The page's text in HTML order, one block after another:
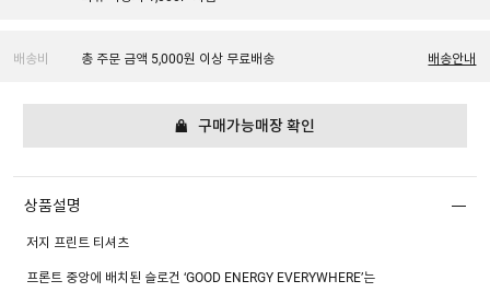
배송비 총 주문 금액 5,000원 이상 무료배송 배송안내
구매가능매장 확인
상품설명
저지 프린트 티셔츠
프론트 중앙에 배치된 슬로건 ‘GOOD ENERGY EVERYWHERE’는